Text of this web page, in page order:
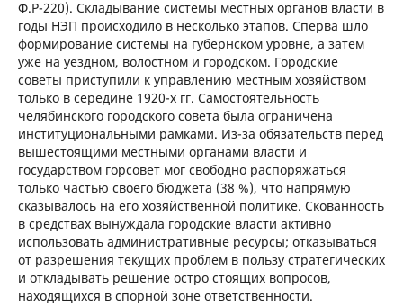
Ф.Р-220). Складывание системы местных органов власти в
годы НЭП происходило в несколько этапов. Сперва шло
формирование системы на губернском уровне, а затем
уже на уездном, волостном и городском. Городские
советы приступили к управлению местным хозяйством
только в середине 1920-х гг. Самостоятельность
челябинского городского совета была ограничена
институциональными рамками. Из-за обязательств перед
вышестоящими местными органами власти и
государством горсовет мог свободно распоряжаться
только частью своего бюджета (38 %), что напрямую
сказывалось на его хозяйственной политике. Скованность
в средствах вынуждала городские власти активно
использовать административные ресурсы; отказываться
от разрешения текущих проблем в пользу стратегических
и откладывать решение остро стоящих вопросов,
находящихся в спорной зоне ответственности.